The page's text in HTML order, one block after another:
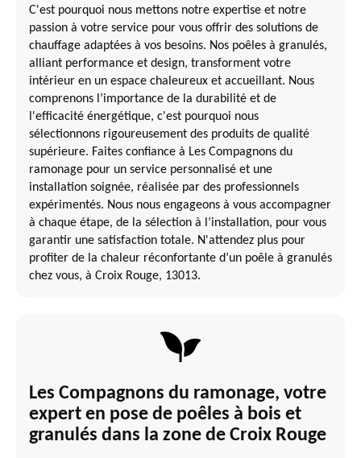
C'est pourquoi nous mettons notre expertise et notre
passion à votre service pour vous offrir des solutions de
chauffage adaptées à vos besoins. Nos poêles à granulés,
alliant performance et design, transforment votre
intérieur en un espace chaleureux et accueillant. Nous
comprenons l’importance de la durabilité et de
l'efficacité énergétique, c'est pourquoi nous
sélectionnons rigoureusement des produits de qualité
supérieure. Faites confiance à Les Compagnons du
ramonage pour un service personnalisé et une
installation soignée, réalisée par des professionnels
expérimentés. Nous nous engageons à vous accompagner
à chaque étape, de la sélection à l’installation, pour vous
garantir une satisfaction totale. N'attendez plus pour
profiter de la chaleur réconfortante d’un poêle à granulés
chez vous, à Croix Rouge, 13013.
Les Compagnons du ramonage, votre
expert en pose de poêles à bois et
granulés dans la zone de Croix Rouge